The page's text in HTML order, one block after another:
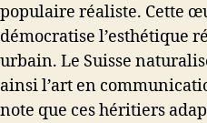
populaire réaliste. Cette
démocratise l’esthétique
urbain. Le Suisse
ainsi l’art en
note que ces héritiers